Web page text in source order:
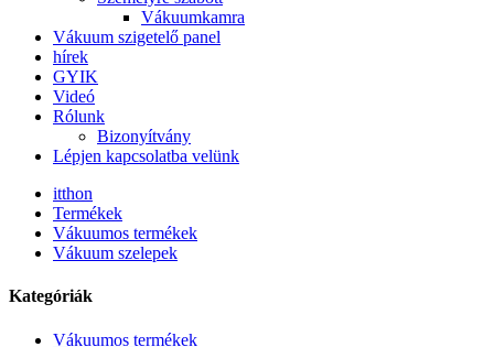
Vákuumkamra
Vákuum szigetelő panel
hírek
GYIK
Videó
Rólunk
Bizonyítvány
Lépjen kapcsolatba velünk
itthon
Termékek
Vákuumos termékek
Vákuum szelepek
Kategóriák
Vákuumos termékek